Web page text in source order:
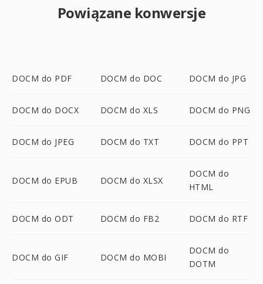
Powiązane konwersje
DOCM do PDF DOCM do DOC DOCM do JPG
DOCM do DOCX DOCM do XLS DOCM do PNG
DOCM do JPEG DOCM do TXT DOCM do PPT
DOCM do EPUB DOCM do XLSX
DOCM do
HTML
DOCM do ODT DOCM do FB2 DOCM do RTF
DOCM do GIF DOCM do MOBI
DOCM do
DOTM